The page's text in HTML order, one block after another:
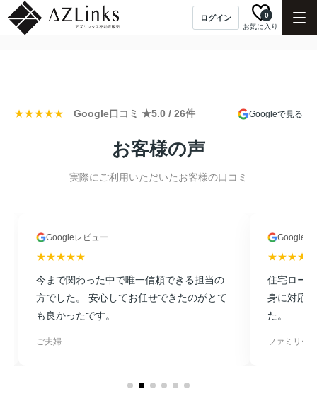
ログイン
お気に入り
0
★★★★★ Google口コミ ★5.0 / 26件 Googleで見る
お客様の声
実際にご利用いただいたお客様の口コミ
Googleレビュー
★★★★★
今まで関わった中で唯一信頼できる担当の
方でした。 安心してお任せできたのがとて
も良かったです。
ご夫婦
Googleレ
★★★★★
住宅ロー
身に対応
た。
ファミリー